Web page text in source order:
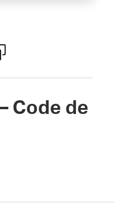
Code de